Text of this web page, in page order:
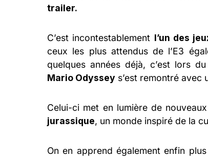
trailer.
C’est incontestablement l’un des
ceux les plus attendus de l’E3
quelques années déjà, c’est lors
Mario Odyssey s’est remontré avec
Celui-ci met en lumière de
jurassique, un monde inspiré de la
On en apprend également enfin